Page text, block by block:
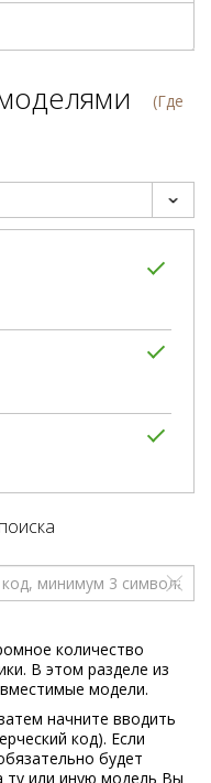
(Где
количество
В этом разделе из
модели.
начните вводить
код). Если
будет
ту или иную модель Вы